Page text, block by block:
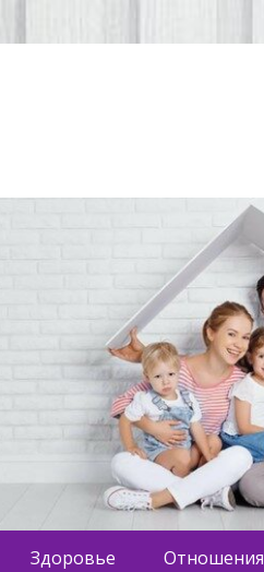
Здоровье Отношения